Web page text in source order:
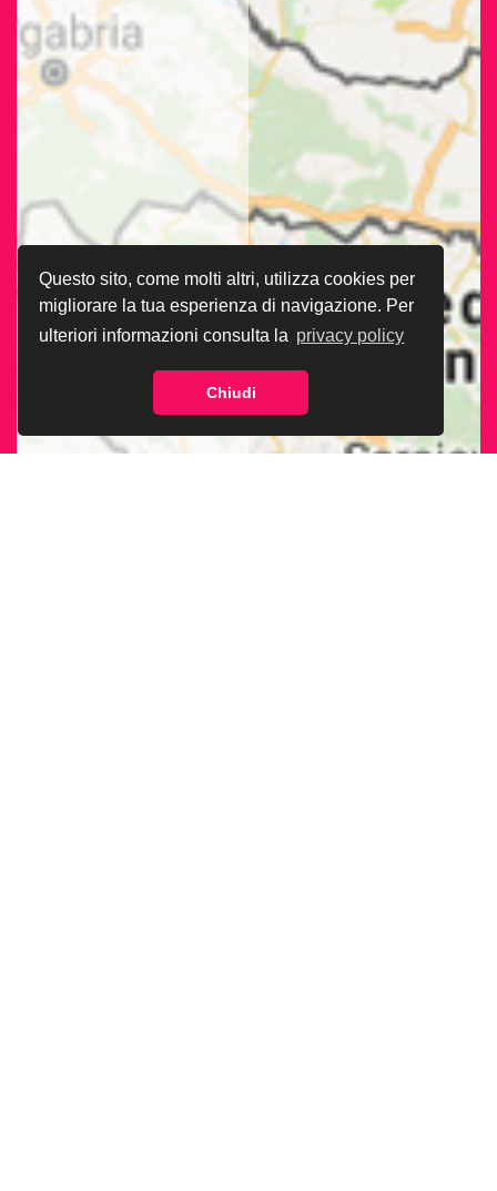
Questo sito, come molti altri, utilizza cookies per
migliorare la tua esperienza di navigazione. Per
ulteriori informazioni consulta la privacy policy
Chiudi